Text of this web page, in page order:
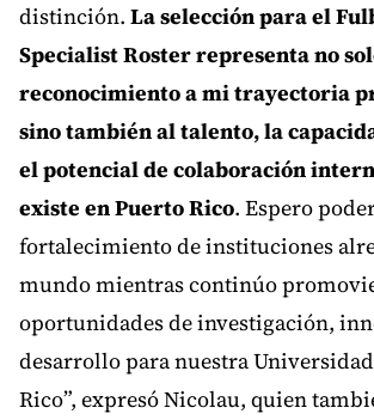
distinción. La selección para el
Specialist Roster representa no
reconocimiento a mi trayectoria
sino también al talento, la
el potencial de colaboración
existe en Puerto Rico. Espero
fortalecimiento de instituciones
mundo mientras continúo
oportunidades de investigación,
desarrollo para nuestra
Rico”, expresó Nicolau, quien